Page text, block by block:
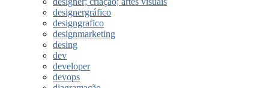
designergráfico
designgrafico
designmarketing
desing
dev
developer
devops